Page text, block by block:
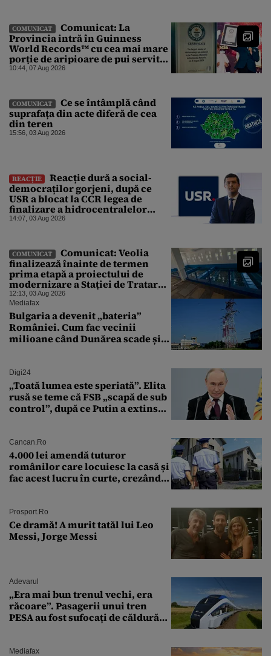
COMUNICAT
Comunicat: La
Provincia intră în Guinness
World Records™ cu cea mai mare
porție de aripioare de pui servită
la un eveniment
10:44, 07 Aug 2026
COMUNICAT
Ce se întâmplă când
suprafața din acte diferă de cea
din teren
15:56, 03 Aug 2026
REACȚIE
Reacție dură a social-
democraților gorjeni, după ce
USR a blocat la CCR legea de
finalizare a hidrocentralelor
abandonate. „Nu ne-ar surprinde
abătut o cupolă de foc”
14:07, 03 Aug 2026
COMUNICAT
Comunicat: Veolia
finalizează înainte de termen
prima etapă a proiectului de
modernizare a Stației de Tratare a
Apei Potabile Cerbureni
12:13, 03 Aug 2026
Mediafax
Bulgaria a devenit „bateria”
României. Cum fac vecinii
milioane când Dunărea scade și
Digi24
„Toată lumea este speriată”. Elita
rusă se teme că FSB „scapă de sub
control”, după ce Putin a extins
Cancan.ro
4.000 lei amendă tuturor
românilor care locuiesc la casă și
fac acest lucru în curte, crezând
Prosport.ro
Ce dramă! A murit tatăl lui Leo
Messi, Jorge Messi
Adevarul
„Era mai bun trenul vechi, era
răcoare”. Pasagerii unui tren
PESA au fost sufocați de căldură
Mediafax